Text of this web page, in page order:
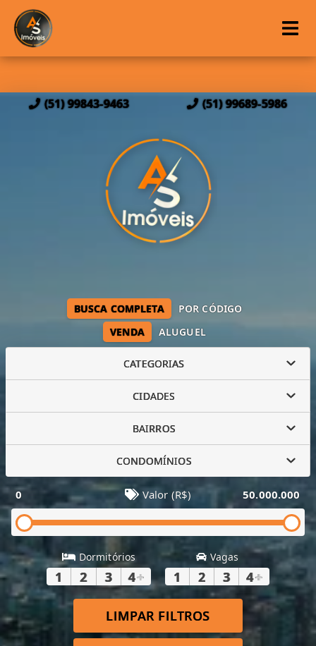
(51) 99843-9463 (51) 99689-5986
VENDA ALUGUEL
BUSCA COMPLETA POR CÓDIGO
CATEGORIAS
CIDADES
BAIRROS
CONDOMÍNIOS
0 Valor (R$) 50.000.000
Dormitórios
1 2 3 4+
Vagas
1 2 3 4+
LIMPAR FILTROS